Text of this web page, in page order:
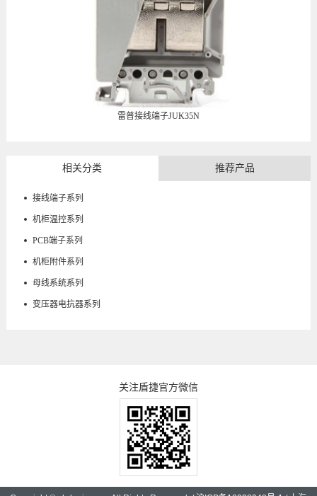
雷普接线端子JUK35N
相关分类 推荐产品
接线端子系列
机柜温控系列
PCB端子系列
机柜附件系列
母线系统系列
变压器电抗器系列
关注盾捷官方微信